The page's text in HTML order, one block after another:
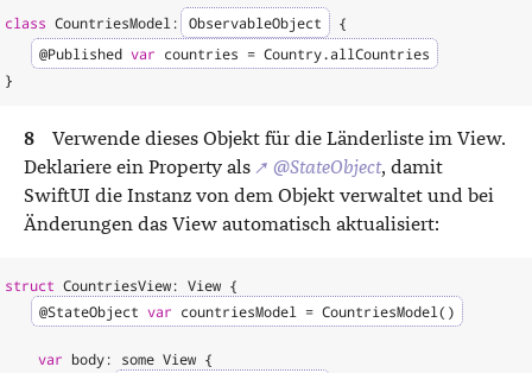
class CountriesModel : ObservableObject
{
@Published var countries = Country.allCountries
}
Verwende dieses Objekt für die Länderliste im View.
Deklariere ein Property als ↗ @StateObject, damit
SwiftUI die Instanz von dem Objekt verwaltet und bei
Änderungen das View automatisch aktualisiert:
struct CountriesView: View {
@StateObject var countriesModel = CountriesModel()
var body: some View {